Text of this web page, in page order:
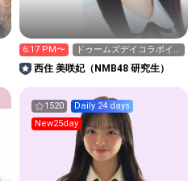
6:17 PM〜
ドゥームズデイコラボイ
ベント配信🌟
西住 美咲妃（NMB48 研究生）
1520
Daily 24 days
New25day